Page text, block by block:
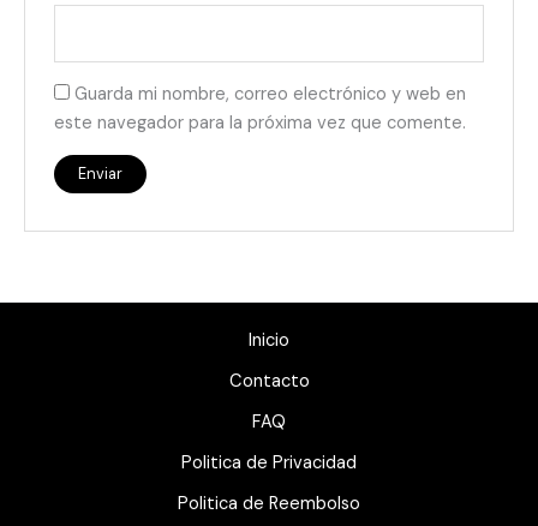
Guarda mi nombre, correo electrónico y web en
este navegador para la próxima vez que comente.
Inicio
Contacto
FAQ
Politica de Privacidad
Politica de Reembolso